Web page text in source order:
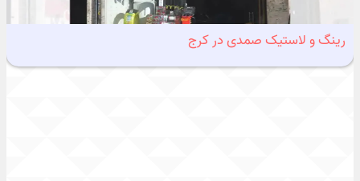
رینگ و لاستیک صمدی در کرج